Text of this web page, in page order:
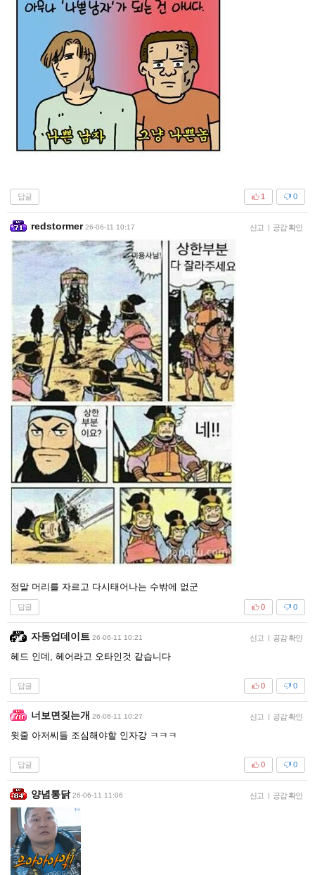
답글 0
1
redstormer 26-06-11 10:17 신고 | 공감 확인
정말 머리를 자르고 다시태어나는 수밖에 없군
답글 0
0
자동업데이트 26-06-11 10:21 신고 | 공감 확인
헤드 인데, 헤어라고 오타인것 같습니다
답글 0
0
너보면짖는개 26-06-11 10:27 신고 | 공감 확인
윗줄 아저씨들 조심해야할 인자강 ㅋㅋㅋ
답글 0
0
양념통닭 26-06-11 11:06 신고 | 공감 확인